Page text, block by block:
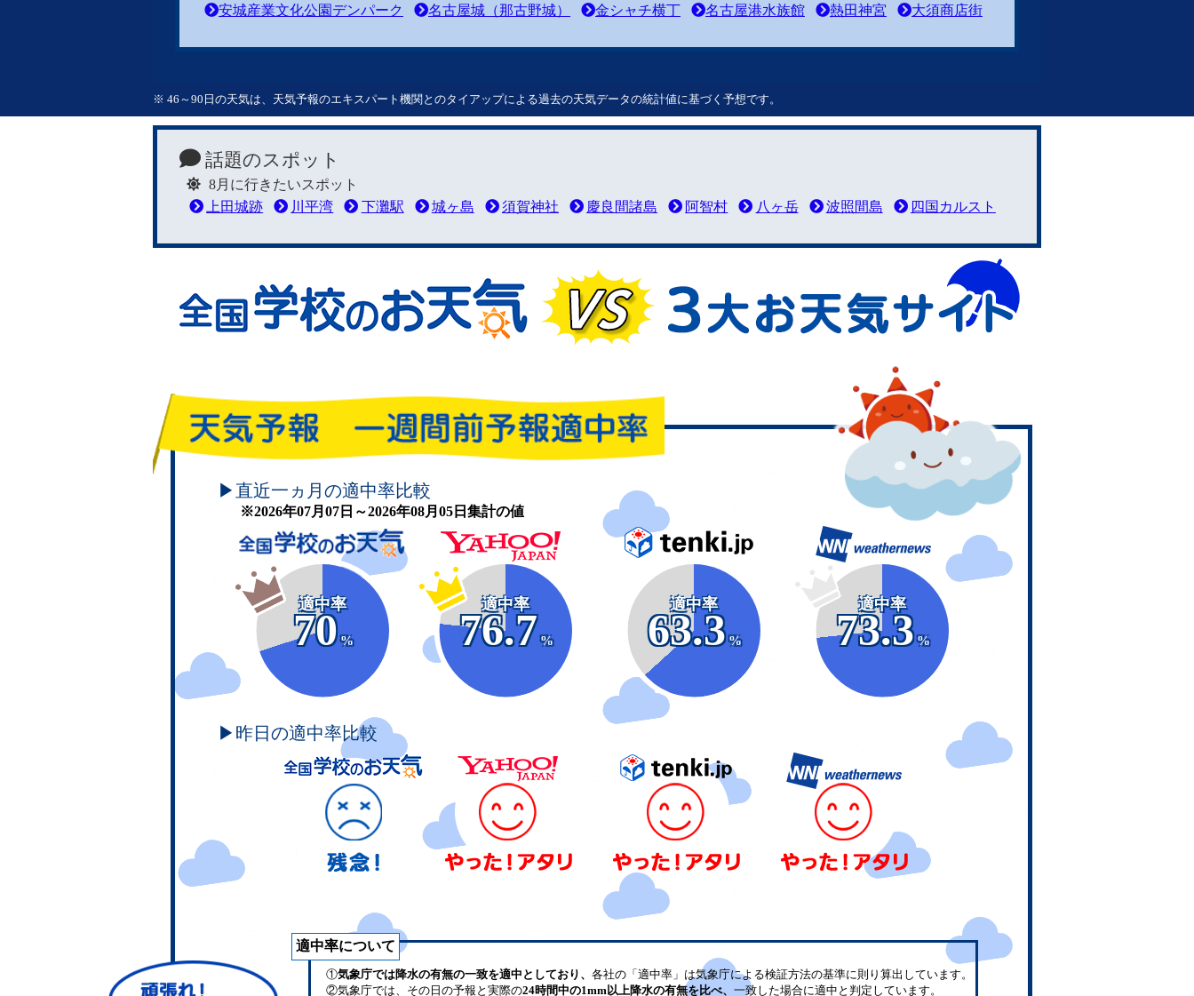
安城産業文化公園デンパーク
名古屋城（那古野城） 金シャチ横丁 名古屋港水族館 熱田神宮 大須商店街
※ 46～90日の天気は、天気予報のエキスパート機関とのタイアップによる過去の天気データの統計値に基づく予想です。
話題のスポット
8月に行きたいスポット
上田城跡
川平湾 下灘駅 城ヶ島 須賀神社 慶良間諸島 阿智村 八ヶ岳 波照間島 四国カルスト
頑張れ！学校のお天気
▶直近一ヵ月の適中率比較
※2026年07月07日～2026年08月05日集計の値
適中率
70
%
適中率
76.7
%
適中率
63.3
%
適中率
73.3
%
▶昨日の適中率比較
適中率について
①気象庁では降水の有無の一致を適中としており、 各社の「適中率」は気象庁による検証方法の基準に則り算出しています。
②気象庁では、その日の予報と実際の24時間中の1mm以上降水の有無を比べ、 一致した場合に適中と判定しています。